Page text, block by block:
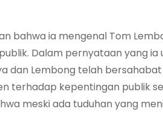
bahwa ia mengenal Tom
Dalam pernyataan yang ia
dan Lembong telah
terhadap kepentingan publik
meski ada tuduhan yang